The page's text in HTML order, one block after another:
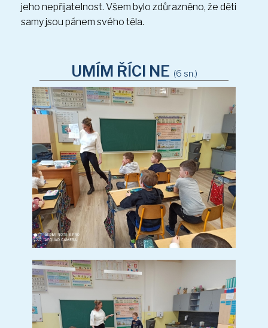
jeho nepřijatelnost. Všem bylo zdůrazněno, že děti
samy jsou pánem svého těla.